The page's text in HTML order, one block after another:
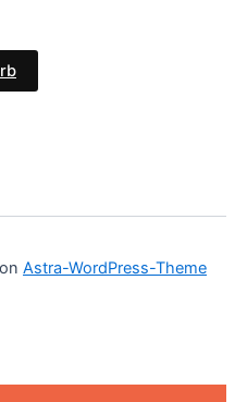
Astra-WordPress-Theme